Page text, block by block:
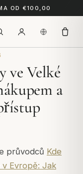
OD €100,00
ve Velké
a
průvodců Kde
Evropě: Jak